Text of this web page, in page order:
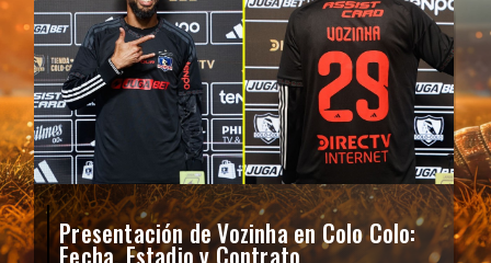
Presentación de Vozinha en Colo Colo: